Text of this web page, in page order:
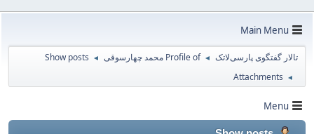
Main Menu
تالار گفتگوی پارسی‌لاتک ◄ Profile of محمد چهارسوقی ◄
Show posts
◄
Attachments
Menu